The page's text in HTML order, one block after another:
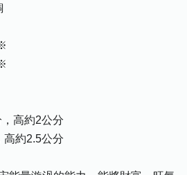
高約2公分
高約2.5公分